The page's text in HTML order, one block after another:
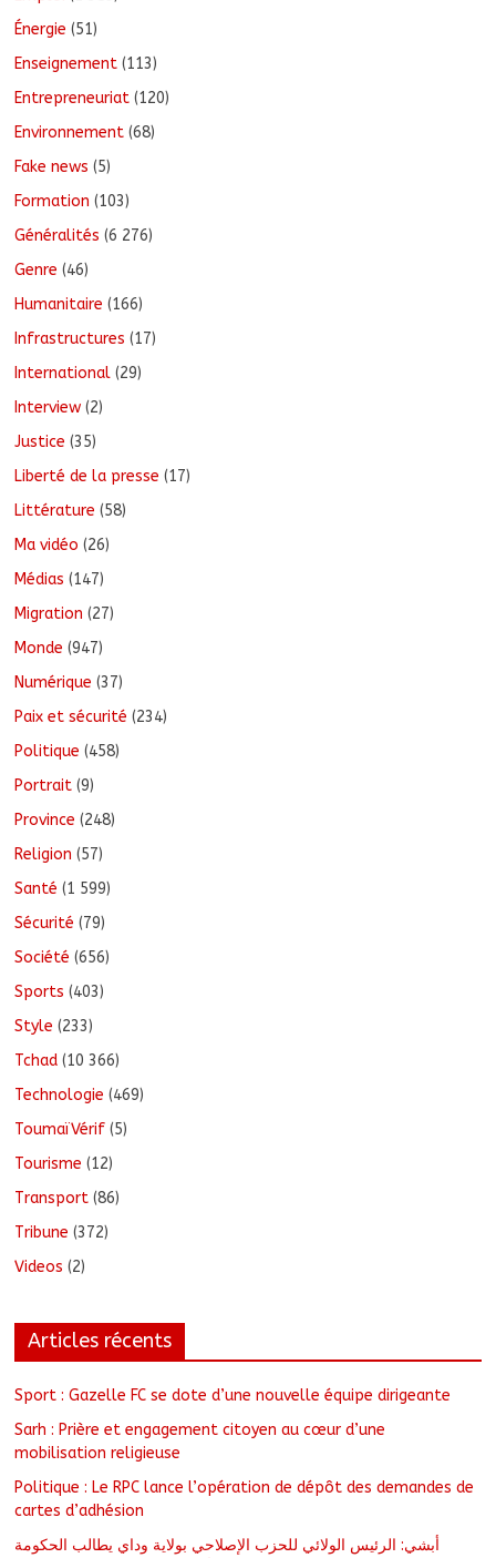
Énergie (51)
Enseignement (113)
Entrepreneuriat (120)
Environnement (68)
Fake news (5)
Formation (103)
Généralités (6 276)
Genre (46)
Humanitaire (166)
Infrastructures (17)
International (29)
Interview (2)
Justice (35)
Liberté de la presse (17)
Littérature (58)
Ma vidéo (26)
Médias (147)
Migration (27)
Monde (947)
Numérique (37)
Paix et sécurité (234)
Politique (458)
Portrait (9)
Province (248)
Religion (57)
Santé (1 599)
Sécurité (79)
Société (656)
Sports (403)
Style (233)
Tchad (10 366)
Technologie (469)
ToumaïVérif (5)
Tourisme (12)
Transport (86)
Tribune (372)
Videos (2)
Articles récents
Sport : Gazelle FC se dote d’une nouvelle équipe dirigeante
Sarh : Prière et engagement citoyen au cœur d’une
mobilisation religieuse
Politique : Le RPC lance l’opération de dépôt des demandes de
cartes d’adhésion
أبشي: الرئيس الولائي للحزب الإصلاحي بولاية وداي يطالب الحكومة